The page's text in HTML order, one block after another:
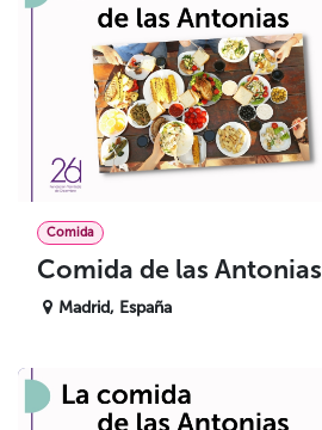
Comida
Comida de las Antonias
Madrid, España